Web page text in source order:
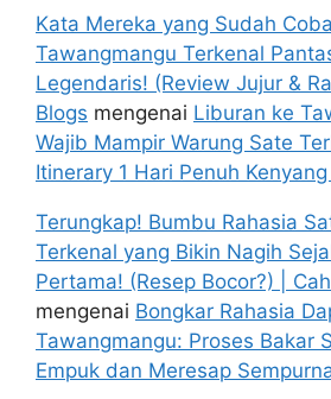
Kata Mereka yang Sudah
Tawangmangu Terkenal
Legendaris! (Review Jujur &
Blogs mengenai Liburan ke
Wajib Mampir Warung Sate
Itinerary 1 Hari Penuh
Terungkap! Bumbu Rahasia
Terkenal yang Bikin Nagih
Pertama! (Resep Bocor?) |
mengenai Bongkar Rahasia
Tawangmangu: Proses Bakar
Empuk dan Meresap